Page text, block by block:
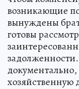
возникающие
вынуждены
готовы
хозяйственную